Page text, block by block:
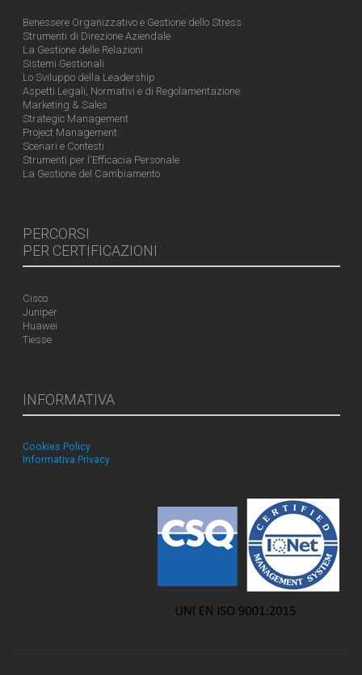
Benessere Organizzativo e Gestione dello Stress
Strumenti di Direzione Aziendale
La Gestione delle Relazioni
Sistemi Gestionali
Lo Sviluppo della Leadership
Aspetti Legali, Normativi e di Regolamentazione
Marketing & Sales
Strategic Management
Project Management
Scenari e Contesti
Strumenti per l'Efficacia Personale
La Gestione del Cambiamento
PERCORSI
PER CERTIFICAZIONI
Cisco
Juniper
Huawei
Tiesse
INFORMATIVA
Cookies Policy
Informativa Privacy